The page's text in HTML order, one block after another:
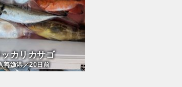
カリカサゴ
善漁港／20日前